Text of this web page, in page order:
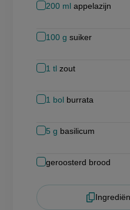
200 ml appelazijn
100 g suiker
1 tl zout
1 bol burrata
5 g basilicum
geroosterd brood